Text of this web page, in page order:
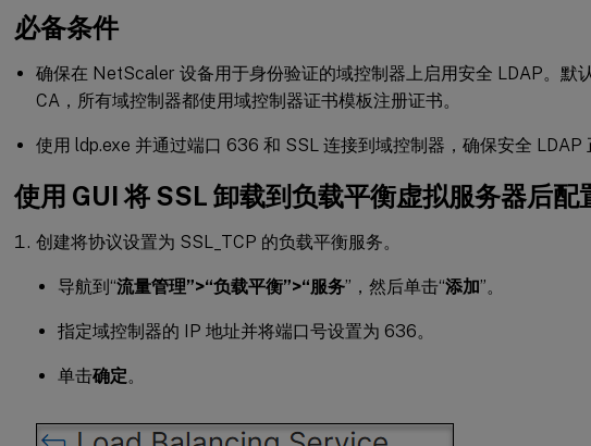
必备条件
确保在 NetScaler 设备用于身份验证的域控制器上启用安全 LDAP。默
CA，所有域控制器都使用域控制器证书模板注册证书。
使用 ldp.exe 并通过端口 636 和 SSL 连接到域控制器，确保安全 LDAP
使用 GUI 将 SSL 卸载到负载平衡虚拟服务器后配
创建将协议设置为 SSL_TCP 的负载平衡服务。
导航到“流量管理”>“负载平衡”>“服务”，然后单击“添加”。
指定域控制器的 IP 地址并将端口号设置为 636。
单击确定。